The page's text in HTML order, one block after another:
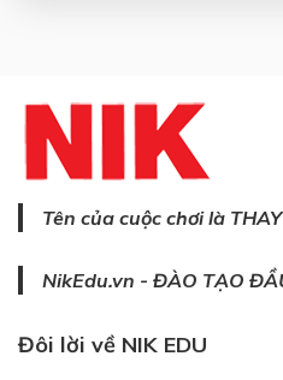
Tên của cuộc chơi là
NikEdu.vn - ĐÀO TẠO
Đôi lời về NIK EDU